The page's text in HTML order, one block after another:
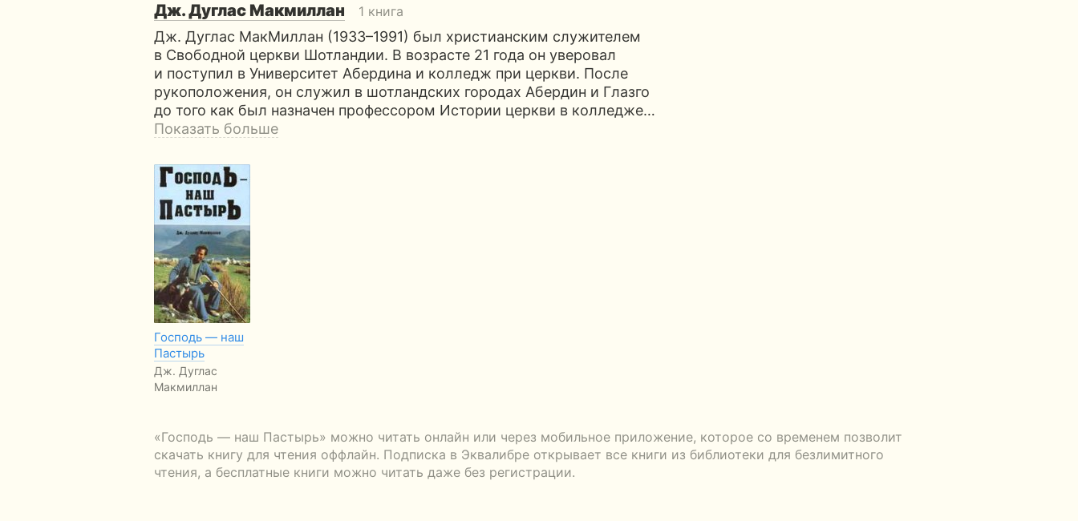
Дж. Дуглас Макмиллан 1 книга
Дж. Дуглас МакМиллан (1933–1991) был христианским служителем
в Свободной церкви Шотландии. В возрасте 21 года он уверовал
и поступил в Университет Абердина и колледж при церкви. После
рукоположения, он служил в шотландских городах Абердин и Глазго
до того как был назначен профессором Истории церкви в колледже…
Показать больше
Господь — наш
Пастырь
Дж. Дуглас
Макмиллан
«Господь — наш Пастырь» можно читать онлайн или через мобильное приложение, которое со временем позволит
скачать книгу для чтения оффлайн. Подписка в Эквалибре открывает все книги из библиотеки для безлимитного
чтения, а бесплатные книги можно читать даже без регистрации.